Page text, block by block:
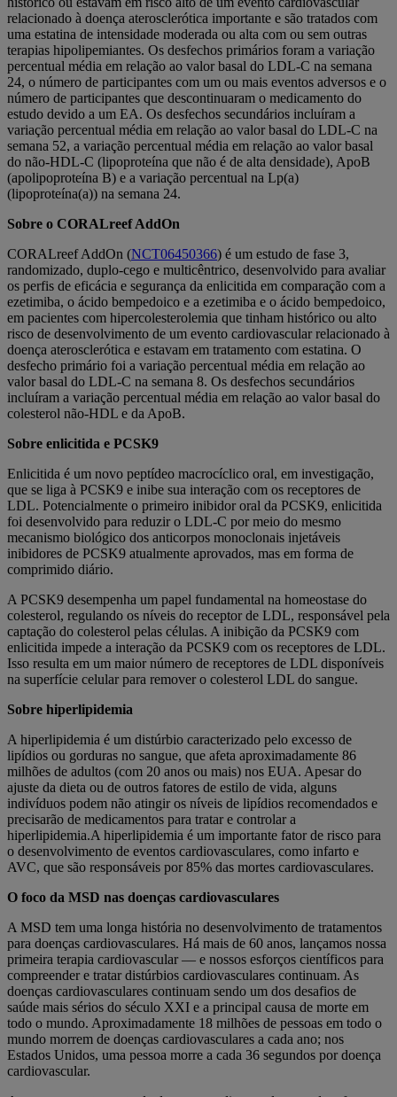
relacionado à doença aterosclerótica importante e são tratados com
uma estatina de intensidade moderada ou alta com ou sem outras
terapias hipolipemiantes. Os desfechos primários foram a variação
percentual média em relação ao valor basal do LDL-C na semana
24, o número de participantes com um ou mais eventos adversos e o
número de participantes que descontinuaram o medicamento do
estudo devido a um EA. Os desfechos secundários incluíram a
variação percentual média em relação ao valor basal do LDL-C na
semana 52, a variação percentual média em relação ao valor basal
do não-HDL-C (lipoproteína que não é de alta densidade), ApoB
(apolipoproteína B) e a variação percentual na Lp(a)
(lipoproteína(a)) na semana 24.
Sobre o CORALreef AddOn
CORALreef AddOn (NCT06450366) é um estudo de fase 3,
randomizado, duplo-cego e multicêntrico, desenvolvido para avaliar
os perfis de eficácia e segurança da enlicitida em comparação com a
ezetimiba, o ácido bempedoico e a ezetimiba e o ácido bempedoico,
em pacientes com hipercolesterolemia que tinham histórico ou alto
risco de desenvolvimento de um evento cardiovascular relacionado à
doença aterosclerótica e estavam em tratamento com estatina. O
desfecho primário foi a variação percentual média em relação ao
valor basal do LDL-C na semana 8. Os desfechos secundários
incluíram a variação percentual média em relação ao valor basal do
colesterol não-HDL e da ApoB.
Sobre enlicitida e PCSK9
Enlicitida é um novo peptídeo macrocíclico oral, em investigação,
que se liga à PCSK9 e inibe sua interação com os receptores de
LDL. Potencialmente o primeiro inibidor oral da PCSK9, enlicitida
foi desenvolvido para reduzir o LDL-C por meio do mesmo
mecanismo biológico dos anticorpos monoclonais injetáveis
inibidores de PCSK9 atualmente aprovados, mas em forma de
comprimido diário.
A PCSK9 desempenha um papel fundamental na homeostase do
colesterol, regulando os níveis do receptor de LDL, responsável pela
captação do colesterol pelas células. A inibição da PCSK9 com
enlicitida impede a interação da PCSK9 com os receptores de LDL.
Isso resulta em um maior número de receptores de LDL disponíveis
na superfície celular para remover o colesterol LDL do sangue.
Sobre hiperlipidemia
A hiperlipidemia é um distúrbio caracterizado pelo excesso de
lipídios ou gorduras no sangue, que afeta aproximadamente 86
milhões de adultos (com 20 anos ou mais) nos EUA. Apesar do
ajuste da dieta ou de outros fatores de estilo de vida, alguns
indivíduos podem não atingir os níveis de lipídios recomendados e
precisarão de medicamentos para tratar e controlar a
hiperlipidemia.A hiperlipidemia é um importante fator de risco para
o desenvolvimento de eventos cardiovasculares, como infarto e
AVC, que são responsáveis por 85% das mortes cardiovasculares.
O foco da MSD nas doenças cardiovasculares
A MSD tem uma longa história no desenvolvimento de tratamentos
para doenças cardiovasculares. Há mais de 60 anos, lançamos nossa
primeira terapia cardiovascular — e nossos esforços científicos para
compreender e tratar distúrbios cardiovasculares continuam. As
doenças cardiovasculares continuam sendo um dos desafios de
saúde mais sérios do século XXI e a principal causa de morte em
todo o mundo. Aproximadamente 18 milhões de pessoas em todo o
mundo morrem de doenças cardiovasculares a cada ano; nos
Estados Unidos, uma pessoa morre a cada 36 segundos por doença
cardiovascular.